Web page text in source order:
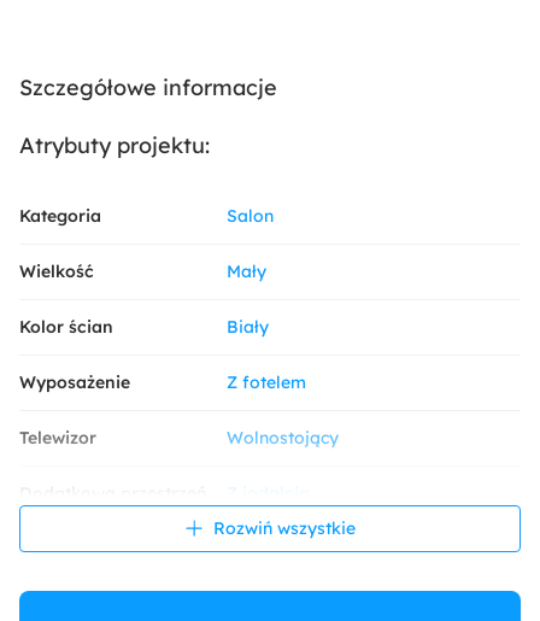
Szczegółowe informacje
Atrybuty projektu:
Kategoria Salon
Wielkość Mały
Kolor ścian Biały
Wyposażenie Z fotelem
Telewizor Wolnostojący
Z jadalnią
Dekoracja i
Obrazy Półki
Rozwiń wszystkie